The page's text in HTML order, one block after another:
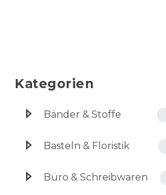
Kategorien
Bänder & Stoffe
Basteln & Floristik
Büro & Schreibwaren